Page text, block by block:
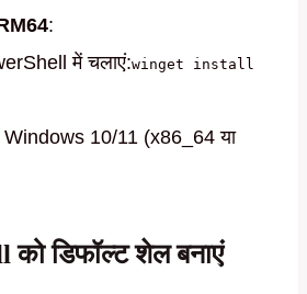
:
में चलाएं:winget install
10/11 (x86_64 या
को डिफॉल्ट शेल बनाएं